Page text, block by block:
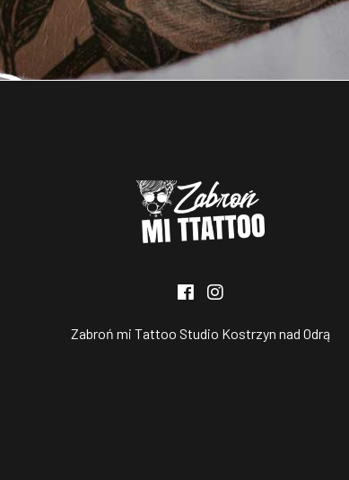
Zabroń mi Tattoo Studio Kostrzyn nad Odrą